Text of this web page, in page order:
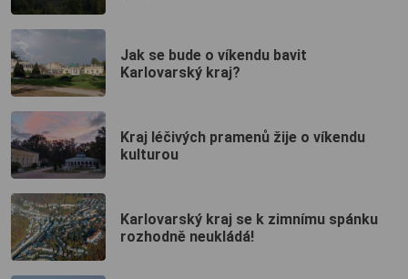
Jak se bude o víkendu bavit
Karlovarský kraj?
Kraj léčivých pramenů žije o víkendu
kulturou
Karlovarský kraj se k zimnímu spánku
rozhodně neukládá!